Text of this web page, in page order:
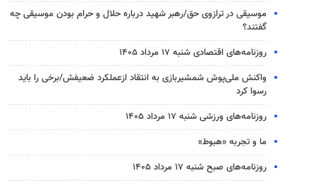
موسیقی در ترازوی حق/رهبر شهید درباره حلال و حرام بودن موسیقی چه
گفتند؟
روزنامه‌های اقتصادی شنبه ۱۷ مرداد ۱۴۰۵
واکنش ملی‌پوش شمشیربازی به انتقاد ازعملکرد ضعیفش/برخی را باید
رسوا کرد
روزنامه‌های ورزشی شنبه ۱۷ مرداد ۱۴۰۵
ما و تجربه «هبوط»
روزنامه‌های صبح شنبه ۱۷ مرداد ۱۴۰۵